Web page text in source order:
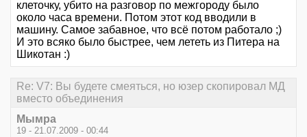
клеточку, убито на разговор по межгороду было
около часа времени. Потом этот код вводили в
машину. Самое забавное, что всё потом работало ;)
И это всяко было быстрее, чем лететь из Питера на
Шикотан :)
Re: V7: Вы будете смеяться, но юзер скопировал МД
вместо объединения
Мымра
19 - 21.07.2009 - 00:44